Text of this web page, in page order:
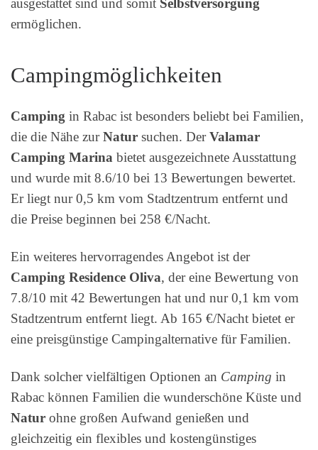
ausgestattet sind und somit Selbstversorgung
ermöglichen.
Campingmöglichkeiten
Camping in Rabac ist besonders beliebt bei Familien,
die die Nähe zurNatur suchen. DerValamar
Camping Marina bietet ausgezeichnete Ausstattung
und wurde mit 8.6/10 bei 13 Bewertungen bewertet.
Er liegt nur 0,5 km vom Stadtzentrum entfernt und
die Preise beginnen bei 258 €/Nacht.
Ein weiteres hervorragendes Angebot ist der
Camping Residence Oliva, der eine Bewertung von
7.8/10 mit 42 Bewertungen hat und nur 0,1 km vom
Stadtzentrum entfernt liegt. Ab 165 €/Nacht bietet er
eine preisgünstige Campingalternative für Familien.
Dank solcher vielfältigen Optionen an Camping in
Rabac können Familien die wunderschöne Küste und
Natur ohne großen Aufwand genießen und
gleichzeitig ein flexibles und kostengünstiges